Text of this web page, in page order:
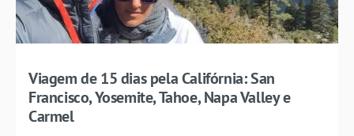
Viagem de 15 dias pela Califórnia: San
Francisco, Yosemite, Tahoe, Napa Valley e
Carmel